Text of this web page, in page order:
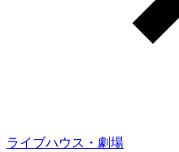
ライブハウス・劇場